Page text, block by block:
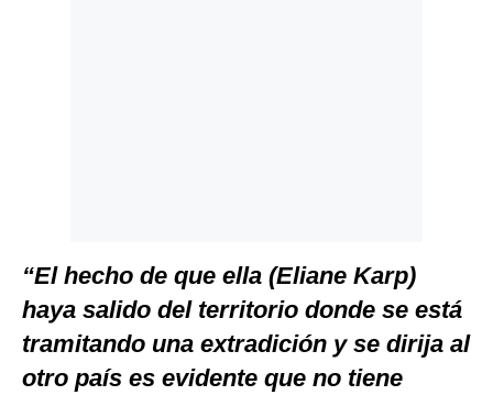
“El hecho de que ella (Eliane Karp)
haya salido del territorio donde se está
tramitando una extradición y se dirija al
otro país es evidente que no tiene